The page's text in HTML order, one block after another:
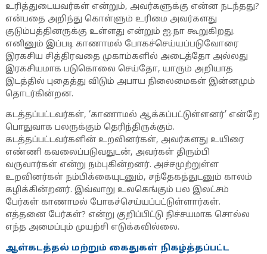
உரித்துடையவர்கள் என்றும், அவர்களுக்கு என்ன நடந்தது?
என்பதை அறிந்து கொள்ளும் உரிமை அவர்களது
குடும்பத்தினருக்கு உள்ளது என்றும் ஐ.நா கூறுகிறது.
எனினும் இப்படி காணாமல் போகச்செய்யப்படுவோரை
இரகசிய சித்திரவதை முகாம்களில் அடைத்தோ அல்லது
இரகசியமாக படுகொலை செய்தோ, யாரும் அறியாத
இடத்தில் புதைத்து விடும் அபாய நிலைமைகள் இன்னமும்
தொடர்கின்றன.
கடத்தப்பட்டவர்கள், ‘காணாமல் ஆக்கப்பட்டுள்ளனர்’ என்றே
பொதுவாக பலருக்கும் தெரிந்திருக்கும்.
கடத்தப்பட்டவர்களின் உறவினர்கள், அவர்களது உயிரை
எண்ணி கவலைப்படுவதுடன், அவர்கள் திரும்பி
வருவார்கள் என்று நம்புகின்றனர். அச்சமுற்றுள்ள
உறவினர்கள் நம்பிக்கையுடனும், சந்தேகத்துடனும் காலம்
கழிக்கின்றனர். இவ்வாறு உலகெங்கும் பல இலட்சம்
பேர்கள் காணாமல் போகச்செய்யப்பட்டுள்ளார்கள்.
எத்தனை பேர்கள்? என்று குறிப்பிட்டு நிச்சயமாக சொல்ல
எந்த அமைப்பும் முயற்சி எடுக்கவில்லை.
ஆள்கடத்தல் மற்றும் கைதுகள் நிகழ்த்தப்பட்ட